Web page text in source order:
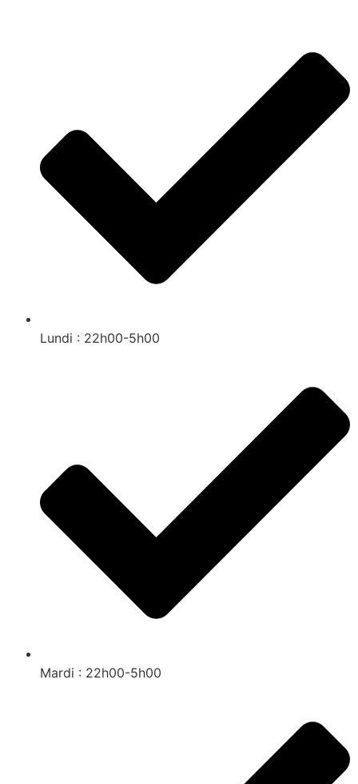
Lundi : 22h00-5h00
Mardi : 22h00-5h00